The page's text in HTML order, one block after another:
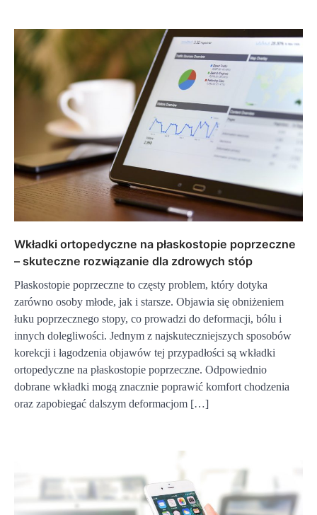
Wkładki ortopedyczne na płaskostopie poprzeczne
– skuteczne rozwiązanie dla zdrowych stóp
Płaskostopie poprzeczne to częsty problem, który dotyka
zarówno osoby młode, jak i starsze. Objawia się obniżeniem
łuku poprzecznego stopy, co prowadzi do deformacji, bólu i
innych dolegliwości. Jednym z najskuteczniejszych sposobów
korekcji i łagodzenia objawów tej przypadłości są wkładki
ortopedyczne na płaskostopie poprzeczne. Odpowiednio
dobrane wkładki mogą znacznie poprawić komfort chodzenia
oraz zapobiegać dalszym deformacjom […]